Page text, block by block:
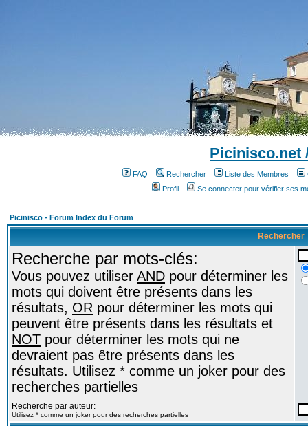
Picinisco.net
FAQ Rechercher Liste des Membres
Profil
Se connecter pour vérifier ses
Picinisco - Forum Index du Forum
Rechercher
Recherche par mots-clés:
Vous pouvez utiliser AND pour déterminer les
mots qui doivent être présents dans les
résultats, OR pour déterminer les mots qui
peuvent être présents dans les résultats et
NOT pour déterminer les mots qui ne
devraient pas être présents dans les
résultats. Utilisez * comme un joker pour des
recherches partielles
Recherche par auteur:
Utilisez * comme un joker pour des recherches partielles